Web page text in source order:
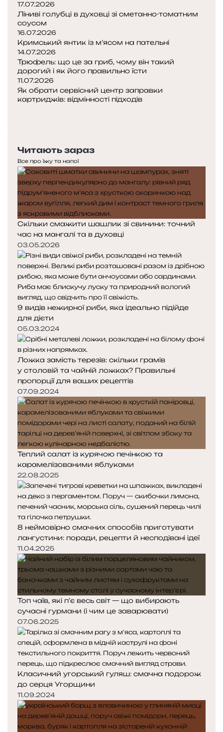
17.07.2026
Ліниві голубці в духовці зі сметанно-томатним
соусом
16.07.2026
Кримський янтик із м’ясом на пательні
14.07.2026
Трюфель: що це за гриб, чому він такий
дорогий і як його правильно їсти
11.07.2026
Як обрати сервісний центр заправки
картриджів: відмінності підходів
Читають зараз
Все про їжу та напої
Скільки смажити шашлик зі свинини: точний
час на мангалі та в духовці
03.05.2026
9 видів нежирної риби, яка ідеально підійде
для дієти
05.03.2024
Ложка замість терезів: скільки грамів
у столовій та чайній ложках? Правильні
пропорції для ваших рецептів
07.09.2024
Теплий салат із курячою печінкою та
карамелізованими яблуками
22.08.2025
8 неймовірно смачних способів приготувати
лангустини: поради, рецепти й несподівані ідеї
11.04.2025
Топ чаїв, які п’є весь світ — що вибирають
сучасні гурмани (і чим це заварювати)
07.06.2025
Класичний угорський гуляш: смачна подорож
до серця Угорщини
11.09.2024